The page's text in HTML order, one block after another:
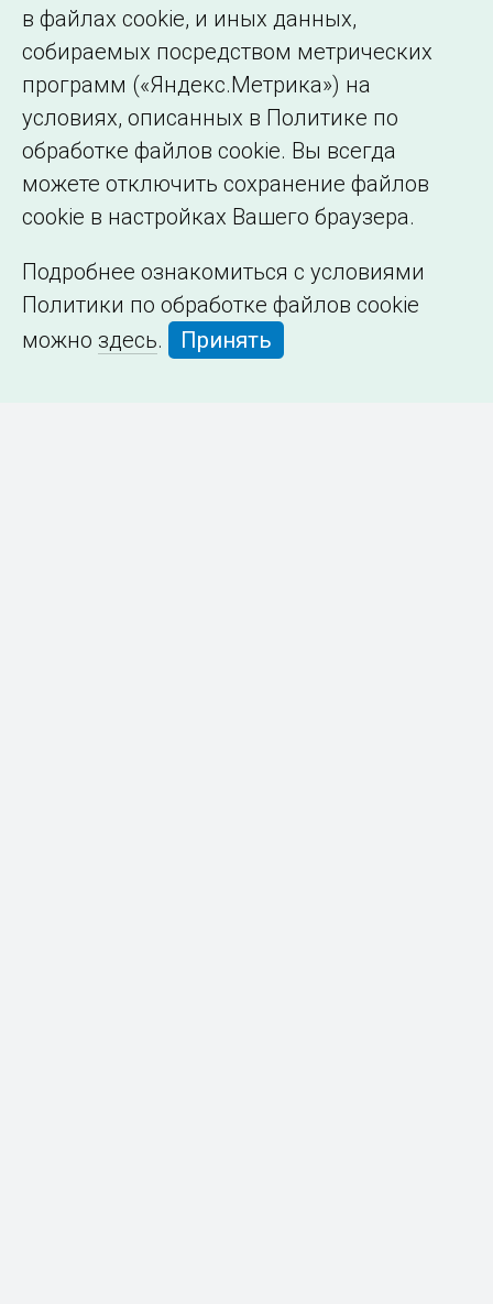
в файлах cookie, и иных данных,
собираемых посредством метрических
программ («Яндекс.Метрика») на
условиях, описанных в Политике по
обработке файлов cookie. Вы всегда
можете отключить сохранение файлов
cookie в настройках Вашего браузера.
Подробнее ознакомиться с условиями
Политики по обработке файлов cookie
можно здесь. Принять